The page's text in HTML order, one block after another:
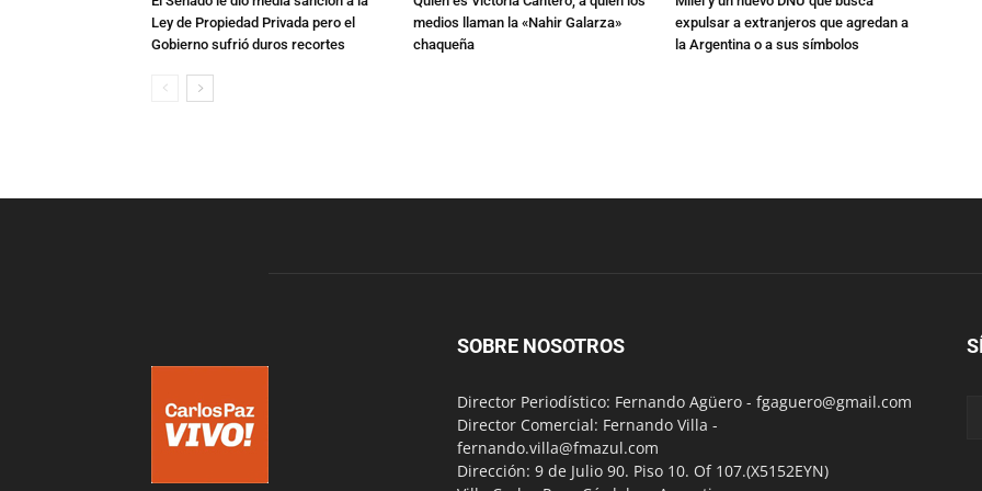
Ley de Propiedad Privada pero el
Gobierno sufrió duros recortes
medios llaman la «Nahir Galarza»
chaqueña
expulsar a extranjeros que agredan a
la Argentina o a sus símbolos
SOBRE NOSOTROS
Director Periodístico: Fernando Agüero - fgaguero@gmail.com
Director Comercial: Fernando Villa -
fernando.villa@fmazul.com
Dirección: 9 de Julio 90. Piso 10. Of 107.(X5152EYN)